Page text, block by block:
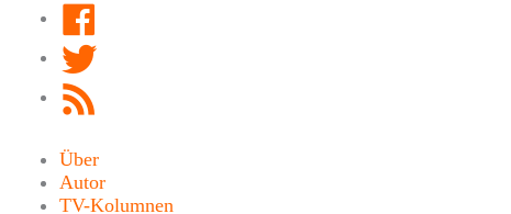
Über
Autor
TV-Kolumnen